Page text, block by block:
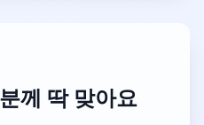
께 딱 맞아요